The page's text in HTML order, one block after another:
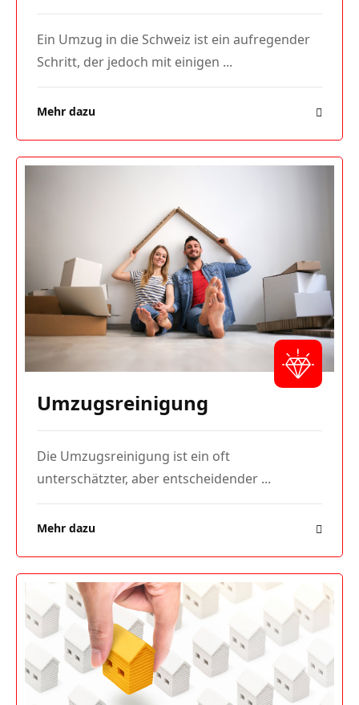
Ein Umzug in die Schweiz ist ein aufregender
Schritt, der jedoch mit einigen ...
Mehr dazu
Umzugsreinigung
Die Umzugsreinigung ist ein oft
unterschätzter, aber entscheidender ...
Mehr dazu